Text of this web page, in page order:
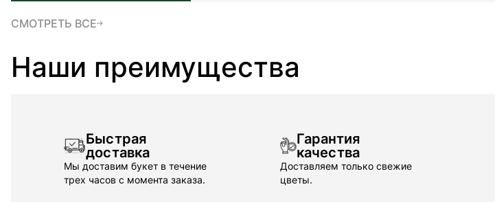
СМОТРЕТЬ ВСЕ
Наши преимущества
Быстрая
доставка
Мы доставим букет в течение
трех часов с момента заказа.
Гарантия
качества
Доставляем только свежие
цветы.